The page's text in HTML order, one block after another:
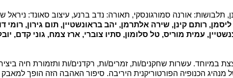
תלבושות: אורנה סמורגונסקי, תאורה: נדב ברנע, עיצוב סאונד: ניראל
רותם קינן, שירה אלתרמן, יהב בראונשטיין, תום גירון, רומי
עמית מוריס, טל סלומון, סתיו צוברי, ארז צמח, גוני קדם,
עשרות שחקנים/ות, זמרים/ות, רקדנים/ות ותזמורת חיה
הכנופיה הפורטוריקנית היריבה. סיפור האהבה הזה הופך למאבק